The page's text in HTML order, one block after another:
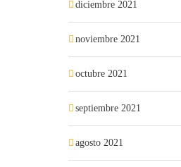
diciembre 2021
noviembre 2021
octubre 2021
septiembre 2021
agosto 2021